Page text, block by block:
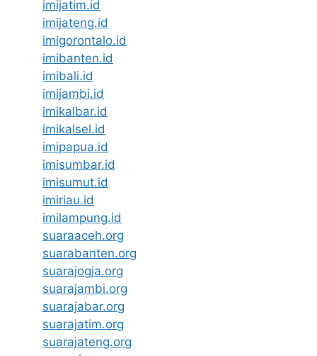
imijatim.id
imijateng.id
imigorontalo.id
imibanten.id
imibali.id
imijambi.id
imikalbar.id
imikalsel.id
imipapua.id
imisumbar.id
imisumut.id
imiriau.id
imilampung.id
suaraaceh.org
suarabanten.org
suarajogja.org
suarajambi.org
suarajabar.org
suarajatim.org
suarajateng.org